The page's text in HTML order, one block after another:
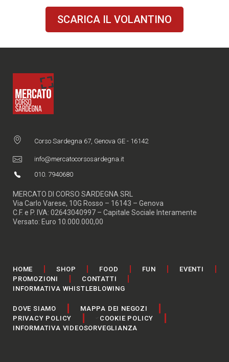
SCARICA IL VOLANTINO
Corso Sardegna 67, Genova GE - 16142
info@mercatocorsosardegna.it
010. 7940680
MERCATO DI CORSO SARDEGNA SRL
Via Carlo Varese, 10G Rosso – 16143 – Genova
C.F. e P. IVA: 02643040997 – Capitale Sociale Interamente
Versato: Euro 10.000.000,00
HOME SHOP FOOD FUN
EVENTI
PROMOZIONI
CONTATTI
INFORMATIVA WHISTLEBLOWING
DOVE SIAMO
MAPPA DEI NEGOZI
PRIVACY POLICY
COOKIE POLICY
INFORMATIVA VIDEOSORVEGLIANZA